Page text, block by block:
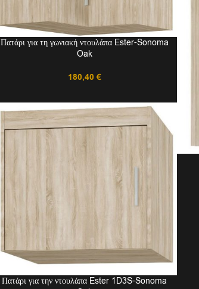
Πατάρι για τη γωνιακή ντουλάπα Ester-Sonoma
Oak
180,40 €
Πατάρι για την ντουλάπα Ester 1D3S-Sonoma